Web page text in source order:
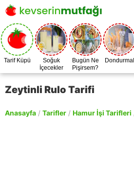
Tarif Küpü
Soğuk
İçecekler
Bugün Ne
Pişirsem?
Zeytinli Rulo Tarifi
Anasayfa / Tarifler / Hamur İşi Tarifleri